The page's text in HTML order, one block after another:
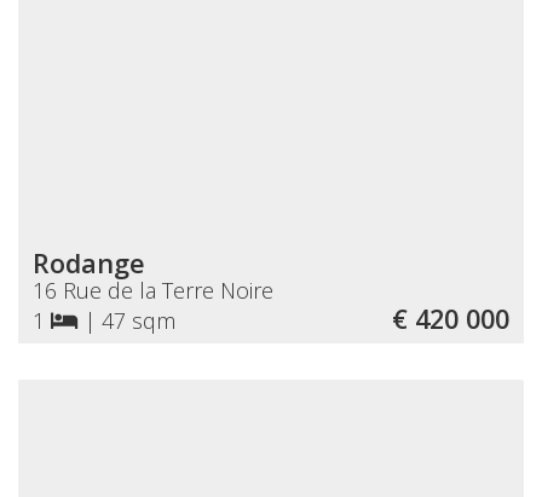
Rodange
16 Rue de la Terre Noire
1
| 47 sqm € 420 000